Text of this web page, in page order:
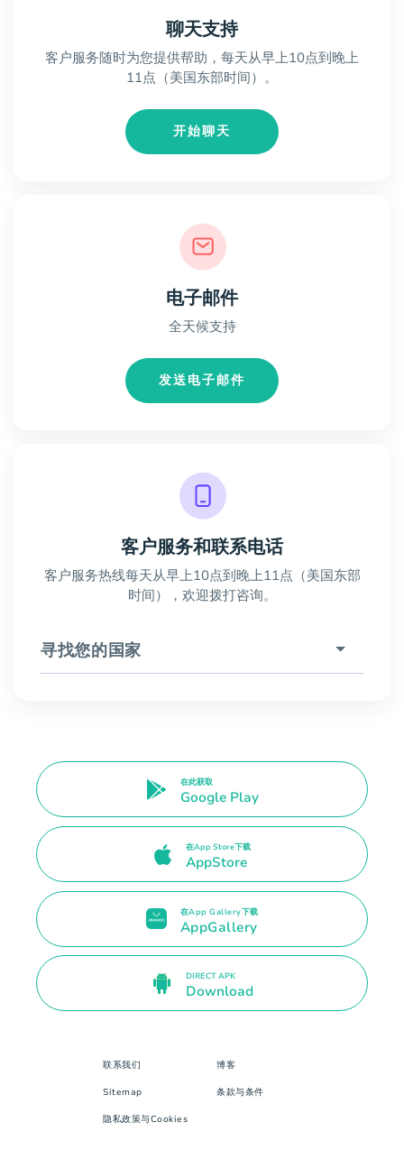
聊天支持
客户服务随时为您提供帮助，每天从早上10点到晚上
11点（美国东部时间）。
开始聊天
电子邮件
全天候支持
发送电子邮件
客户服务和联系电话
客户服务热线每天从早上10点到晚上11点（美国东部
时间），欢迎拨打咨询。
寻找您的国家
在此获取
Google Play
在App Store下载
AppStore
在App Gallery下载
AppGallery
DIRECT APK
Download
联系我们 博客
Sitemap 条款与条件
隐私政策与Cookies